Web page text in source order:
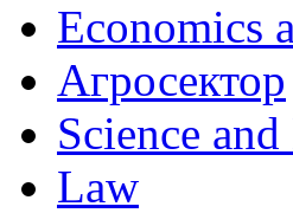
Economics
Агросектор
Science
Law